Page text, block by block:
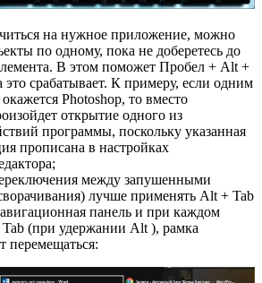
на нужное приложение, можно
по одному, пока не доберетесь до
В этом поможет Пробел + Alt +
это срабатывает. К примеру, если одним
Photoshop, то вместо
открытие одного из
программы, поскольку указанная
прописана в настройках
между запушенными
лучше применять Alt + Tab
панель и при каждом
(при удержании Alt ), рамка
перемещаться: